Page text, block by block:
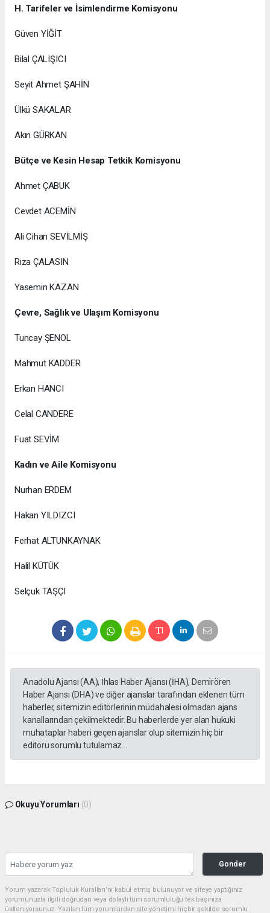
H. Tarifeler ve İsimlendirme Komisyonu
Güven YİĞİT
Bilal ÇALIŞICI
Seyit Ahmet ŞAHİN
Ülkü SAKALAR
Akın GÜRKAN
Bütçe ve Kesin Hesap Tetkik Komisyonu
Ahmet ÇABUK
Cevdet ACEMİN
Ali Cihan SEVİLMİŞ
Rıza ÇALASIN
Yasemin KAZAN
Çevre, Sağlık ve Ulaşım Komisyonu
Tuncay ŞENOL
Mahmut KADDER
Erkan HANCI
Celal CANDERE
Fuat SEVİM
Kadın ve Aile Komisyonu
Nurhan ERDEM
Hakan YILDIZCI
Ferhat ALTUNKAYNAK
Halil KÜTÜK
Selçuk TAŞÇI
Anadolu Ajansı (AA), İhlas Haber Ajansı (İHA), Demirören
Haber Ajansı (DHA) ve diğer ajanslar tarafından eklenen tüm
haberler, sitemizin editörlerinin müdahalesi olmadan ajans
kanallarından çekilmektedir. Bu haberlerde yer alan hukuki
muhataplar haberi geçen ajanslar olup sitemizin hiç bir
editörü sorumlu tutulamaz...
Okuyu Yorumları (0)
Gonder
Yorum yazarak Topluluk Kuralları’nı kabul etmiş bulunuyor ve siteye yaptığınız
yorumunuzla ilgili doğrudan veya dolaylı tüm sorumluluğu tek başınıza
üstleniyorsunuz. Yazılan tüm yorumlardan site yönetimi hiçbir şekilde sorumlu